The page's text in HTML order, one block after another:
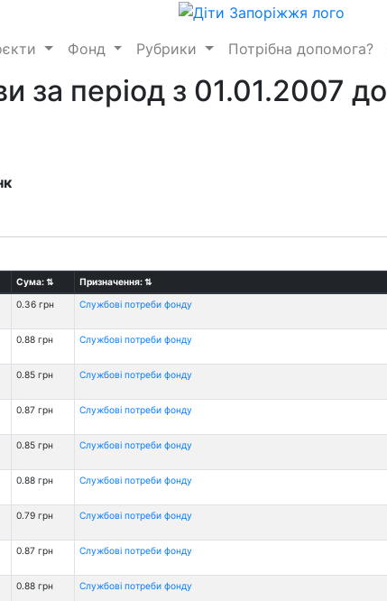
Фонд Рубрики Потрібна допомога?
за період з 01.01.2007 до
Сума:⇅ Призначення:⇅
0.36 грн Службові потреби фонду
0.88 грн Службові потреби фонду
0.85 грн Службові потреби фонду
0.87 грн Службові потреби фонду
0.85 грн Службові потреби фонду
0.88 грн Службові потреби фонду
0.79 грн Службові потреби фонду
0.87 грн Службові потреби фонду
0.88 грн Службові потреби фонду